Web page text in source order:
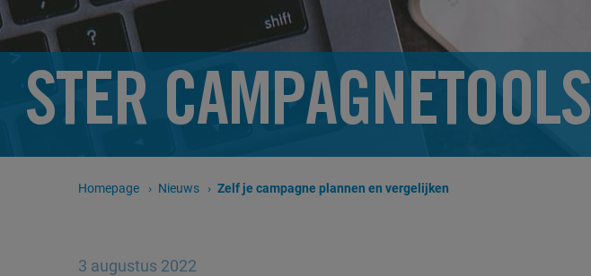
STER CAMPAGNETOOLS
Homepage Nieuws Huidige pagina:
Zelf je campagne plannen en vergelijken
3 augustus 2022